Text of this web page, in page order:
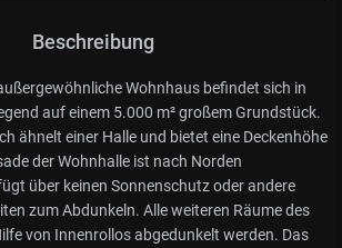
Beschreibung
Wohnhaus befindet sich in
auf einem 5.000 m² großem Grundstück.
ähnelt einer Halle und bietet eine Deckenhöhe
der Wohnhalle ist nach Norden
über keinen Sonnenschutz oder andere
zum Abdunkeln. Alle weiteren Räume des
von Innenrollos abgedunkelt werden. Das